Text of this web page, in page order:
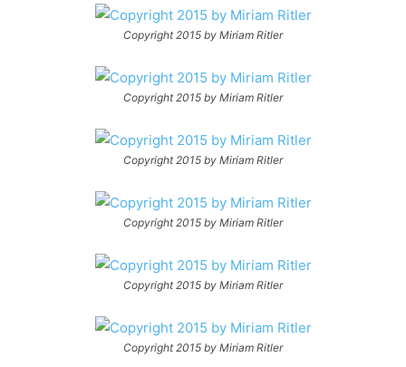
Copyright 2015 by Miriam Ritler
Copyright 2015 by Miriam Ritler
Copyright 2015 by Miriam Ritler
Copyright 2015 by Miriam Ritler
Copyright 2015 by Miriam Ritler
Copyright 2015 by Miriam Ritler